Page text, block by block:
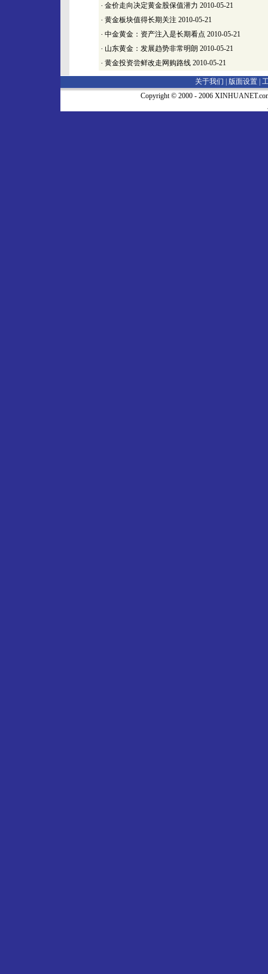
· 金价走向决定黄金股保值潜力 2010-05-21
· 黄金板块值得长期关注 2010-05-21
· 中金黄金：资产注入是长期看点 2010-05-21
· 山东黄金：发展趋势非常明朗 2010-05-21
· 黄金投资尝鲜改走网购路线 2010-05-21
关于我们 | 版面设置
Copyright © 2000 - 2006